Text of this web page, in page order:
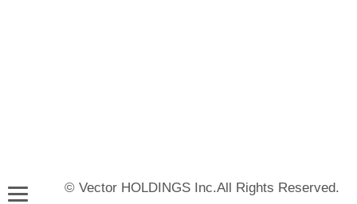
© Vector HOLDINGS Inc.All Rights Reserved.